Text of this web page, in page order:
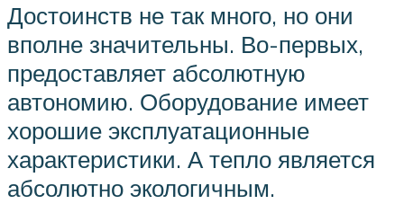
Достоинств не так много, но они
вполне значительны. Во-первых,
предоставляет абсолютную
автономию. Оборудование имеет
хорошие эксплуатационные
характеристики. А тепло является
абсолютно экологичным.